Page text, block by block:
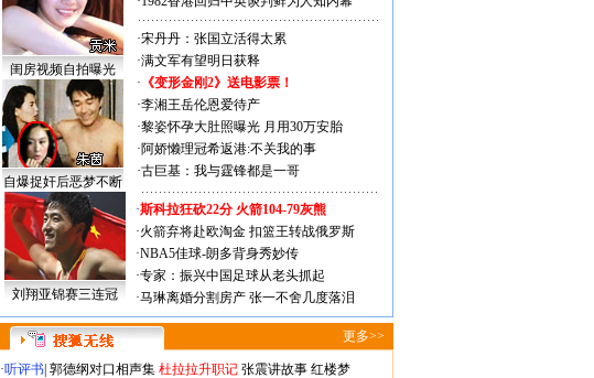
闺房视频自拍曝光
自爆捉奸后恶梦不断
·宋丹丹：张国立活得太累
·满文军有望明日获释
· 《变形金刚2》送电影票！
·李湘王岳伦恩爱待产
·黎姿怀孕大肚照曝光 月用30万安胎
·阿娇懒理冠希返港:不关我的事
·古巨基：我与霆锋都是一哥
刘翔亚锦赛三连冠
·斯科拉狂砍22分 火箭104-79灰熊
·火箭弃将赴欧淘金 扣篮王转战俄罗斯
·NBA5佳球-朗多背身秀妙传
·专家：振兴中国足球从老头抓起
·马琳离婚分割房产 张一不舍几度落泪
更多>>
·听评书 郭德纲对口相声集 杜拉拉升职记 张震讲故事 红楼梦